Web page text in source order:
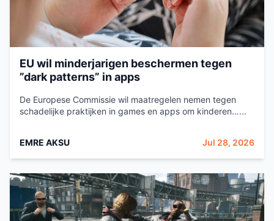
EU wil minderjarigen beschermen tegen
”dark patterns” in apps
De Europese Commissie wil maatregelen nemen tegen
schadelijke praktijken in games en apps om kinderen…...
EMRE AKSU Jul 28, 2026